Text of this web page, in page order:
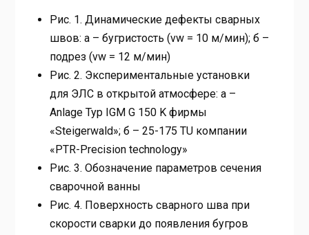
Рис. 1. Динамические дефекты сварных
швов: а – бугристость (vw = 10 м/мин); б –
подрез (vw = 12 м/мин)
Рис. 2. Экспериментальные установки
для ЭЛС в открытой атмосфере: а –
Anlage Typ IGM G 150 K фирмы
«Steigerwald»; б – 25-175 TU компании
«PTR-Precision technology»
Рис. 3. Обозначение параметров сечения
сварочной ванны
Рис. 4. Поверхность сварного шва при
скорости сварки до появления бугров